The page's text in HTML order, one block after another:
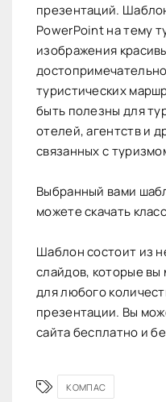
презентаций.
PowerPoint на тему
изображения
туристических
быть полезны для
отелей, агентств и
связанных с
Выбранный вами
можете скачать
Шаблон состоит из
слайдов, которые
для любого
презентации. Вы
сайта бесплатно и
КОМПАС